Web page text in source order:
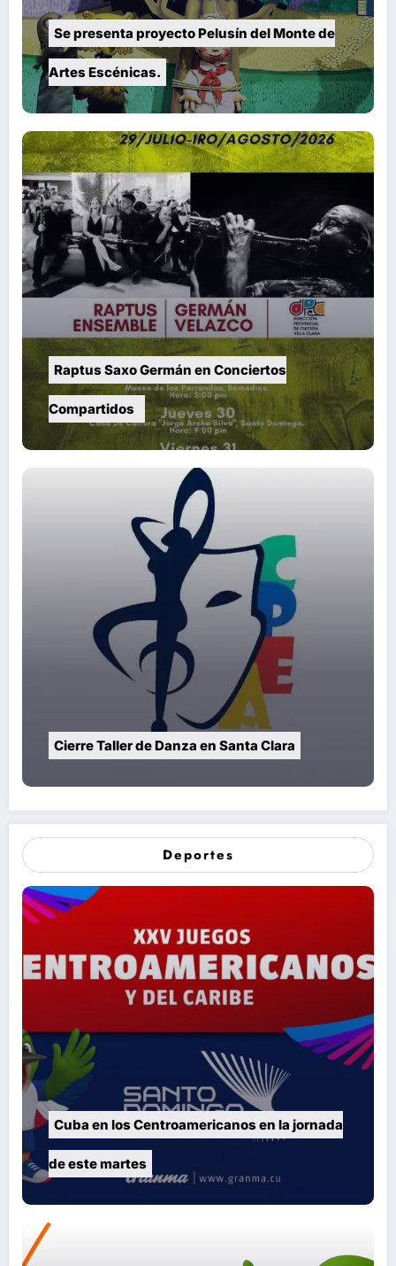
Se presenta proyecto Pelusín del Monte de
Artes Escénicas.
Raptus Saxo Germán en Conciertos
Cierre Taller de Danza en Santa Clara
Deportes
Cuba en los Centroamericanos en la jornada
de este martes